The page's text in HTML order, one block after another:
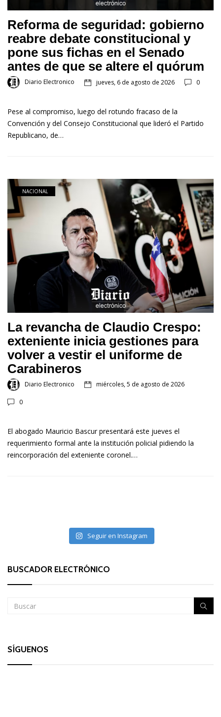
Reforma de seguridad: gobierno
reabre debate constitucional y
pone sus fichas en el Senado
antes de que se altere el quórum
Diario Electronico jueves, 6 de agosto de 2026 0
Pese al compromiso, luego del rotundo fracaso de la
Convención y del Consejo Constitucional que lideró el Partido
Republicano, de…
NACIONAL
La revancha de Claudio Crespo:
exteniente inicia gestiones para
volver a vestir el uniforme de
Carabineros
Diario Electronico miércoles, 5 de agosto de 2026
0
El abogado Mauricio Bascur presentará este jueves el
requerimiento formal ante la institución policial pidiendo la
reincorporación del exteniente coronel.…
Seguir en Instagram
BUSCADOR ELECTRÓNICO
SÍGUENOS